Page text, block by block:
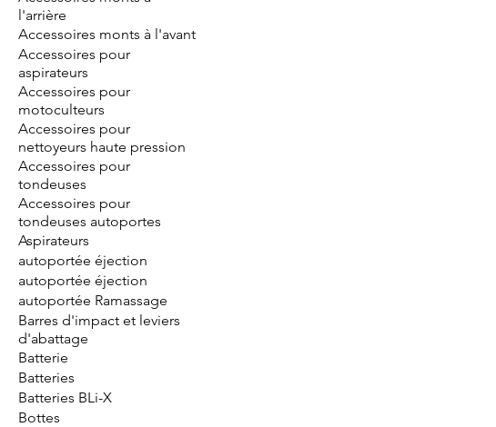
l'arrière
Accessoires monts à l'avant
Accessoires pour
aspirateurs
Accessoires pour
motoculteurs
Accessoires pour
nettoyeurs haute pression
Accessoires pour
tondeuses
Accessoires pour
tondeuses autoportes
Aspirateurs
autoportée éjection
autoportée éjection
autoportée Ramassage
Barres d'impact et leviers
d'abattage
Batterie
Batteries
Batteries BLi-X
Bottes